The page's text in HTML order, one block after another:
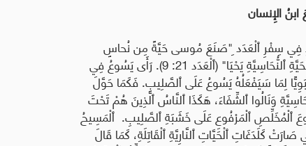
الإِنسان
فِي سِفْرِ ٱلْعَدَد "صَنَعَ مُوسى حَيَّةً مِن نُحاسٍ
ٱلنُّحَاسِيَّةِ يَحْيَا" (ٱلْعَدَد 21: 9). رَأَى يَسُوعُ فِي
لِمَا سَيَفْعَلُهُ يَسُوعُ عَلَى ٱلصَّلِيبِ. فَكَمَا حَوَّلَ
وَنَالُوا ٱلشِّفَاءَ، هَكَذَا ٱلنَّاسُ ٱلَّذِينَ هُمْ تَحْتَ
ٱلْمُخَلِّصِ ٱلْمَرْفُوعِ عَلَى خَشَبَةِ ٱلصَّلِيبِ. ٱلْمَسِيحُ
كَلَدَغَاتِ ٱلْحَيَّاتِ ٱلنَّارِيَّةِ ٱلْقَاتِلَةِ، كَمَا قَالَ